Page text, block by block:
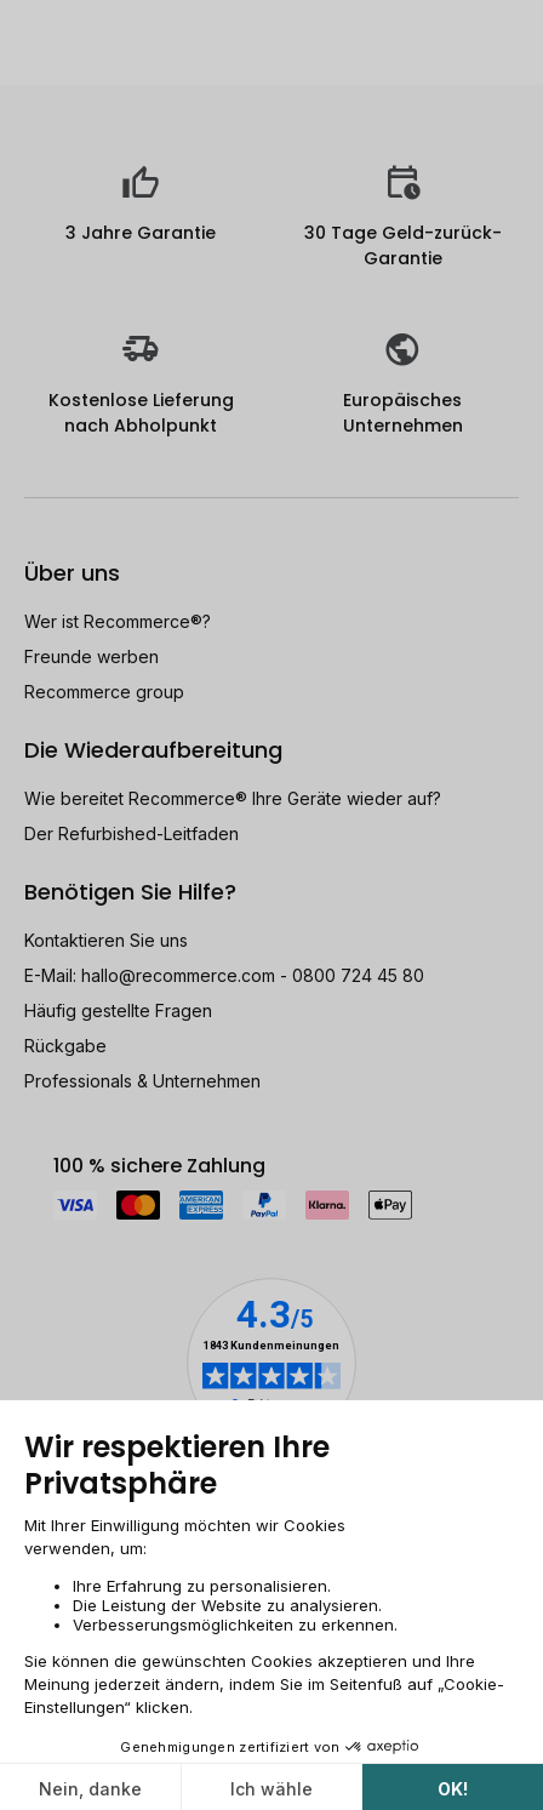
3 Jahre Garantie
30 Tage Geld-zurück-
Garantie
Kostenlose Lieferung
nach Abholpunkt
Europäisches
Unternehmen
Über uns
Wer ist Recommerce®?
Freunde werben
Recommerce group
Die Wiederaufbereitung
Wie bereitet Recommerce® Ihre Geräte wieder auf?
Der Refurbished-Leitfaden
Benötigen Sie Hilfe?
Kontaktieren Sie uns
E-Mail: hallo@recommerce.com - 0800 724 45 80
Häufig gestellte Fragen
Rückgabe
Professionals & Unternehmen
100 % sichere Zahlung
Impressum & ANB
Personenbezogener datenBarrierefreiheit
© 2009-2026 RECOMMERCE - Alle Rechte vorbehalten.